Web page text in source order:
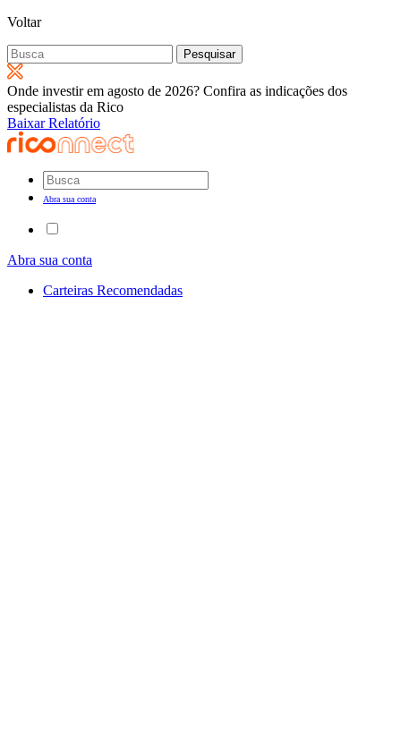
Voltar
Pesquisar
por:
Onde investir em agosto de 2026? Confira as indicações dos
especialistas da Rico
Baixar Relatório
Abra sua conta
Abra sua conta
Carteiras Recomendadas